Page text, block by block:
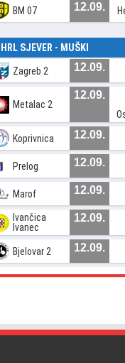
BM 07 12.09.
SJEVER - MUŠKI
Zagreb 2 12.09.
Metalac 2
12.09.
Koprivnica 12.09.
Prelog 12.09.
Marof 12.09.
Ivančica
Ivanec
12.09.
Bjelovar 2 12.09.